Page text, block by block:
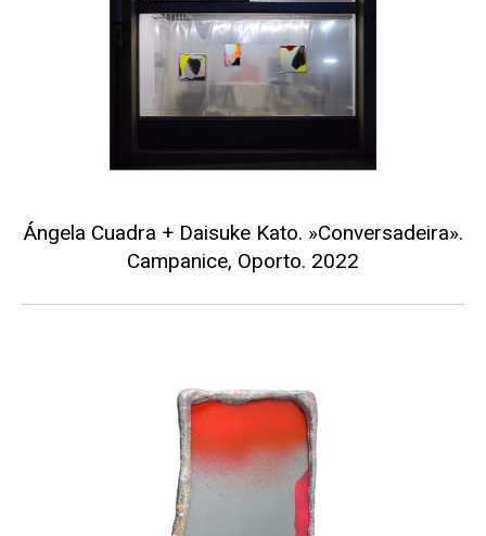
Ángela Cuadra + Daisuke Kato. »Conversadeira».
Campanice, Oporto. 2022